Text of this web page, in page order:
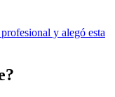
y alegó esta